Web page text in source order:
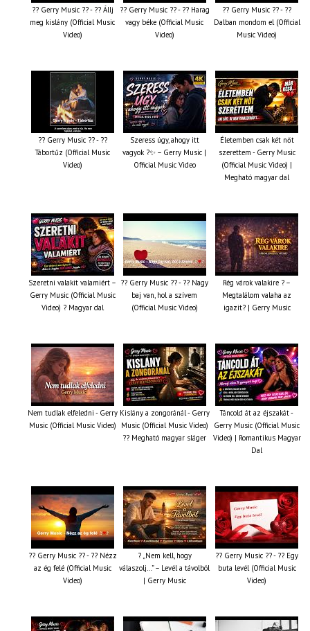
?? Gerry Music ?? - ?? Állj
meg kislány (Official Music
Video)
?? Gerry Music ?? - ?? Harag
vagy béke (Official Music
Video)
?? Gerry Music ?? - ??
Dalban mondom el (Official
Music Video)
?? Gerry Music ?? - ??
Tábortűz (Official Music
Video)
Szeress úgy, ahogy itt
vagyok ?✨ – Gerry Music |
Official Music Video
Életemben csak két nőt
szerettem - Gerry Music
(Official Music Video) |
Megható magyar dal
Szeretni valakit valamiért –
Gerry Music (Official Music
Video) ? Magyar dal
?? Gerry Music ?? - ?? Nagy
baj van, hol a szívem
(Official Music Video)
Rég várok valakire ? –
Megtalálom valaha az
igazit? | Gerry Music
Nem tudlak elfeledni - Gerry
Music (Official Music Video)
Kislány a zongoránál - Gerry
Music (Official Music Video)
?? Megható magyar sláger
Táncold át az éjszakát -
Gerry Music (Official Music
Video) | Romantikus Magyar
Dal
?? Gerry Music ?? - ?? Nézz
az ég felé (Official Music
Video)
? „Nem kell, hogy
válaszolj…” – Levél a távolból
| Gerry Music
?? Gerry Music ?? - ?? Egy
buta levél (Official Music
Video)